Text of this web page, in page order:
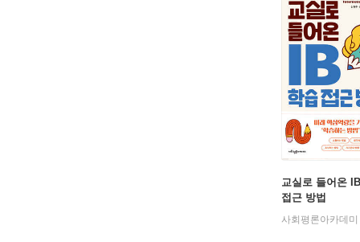
교실로 들어온
접근 방법
사회평론아카데미